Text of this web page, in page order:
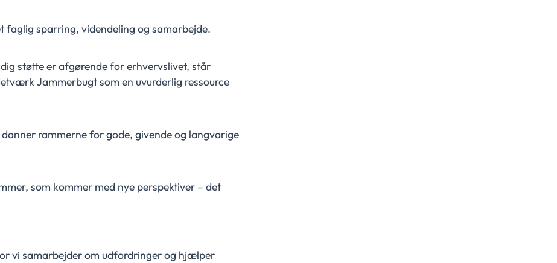
sparring, videndeling og samarbejde.
støtte er afgørende for erhvervslivet, står
Jammerbugt som en uvurderlig ressource
rammerne for gode, givende og langvarige
som kommer med nye perspektiver – det
vi samarbejder om udfordringer og hjælper